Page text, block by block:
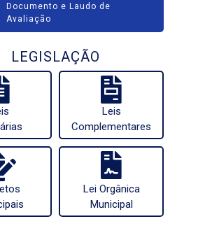
Documento e Laudo de
Avaliação
LEGISLAÇÃO
Leis
Complementares
Lei Orgânica
Municipal